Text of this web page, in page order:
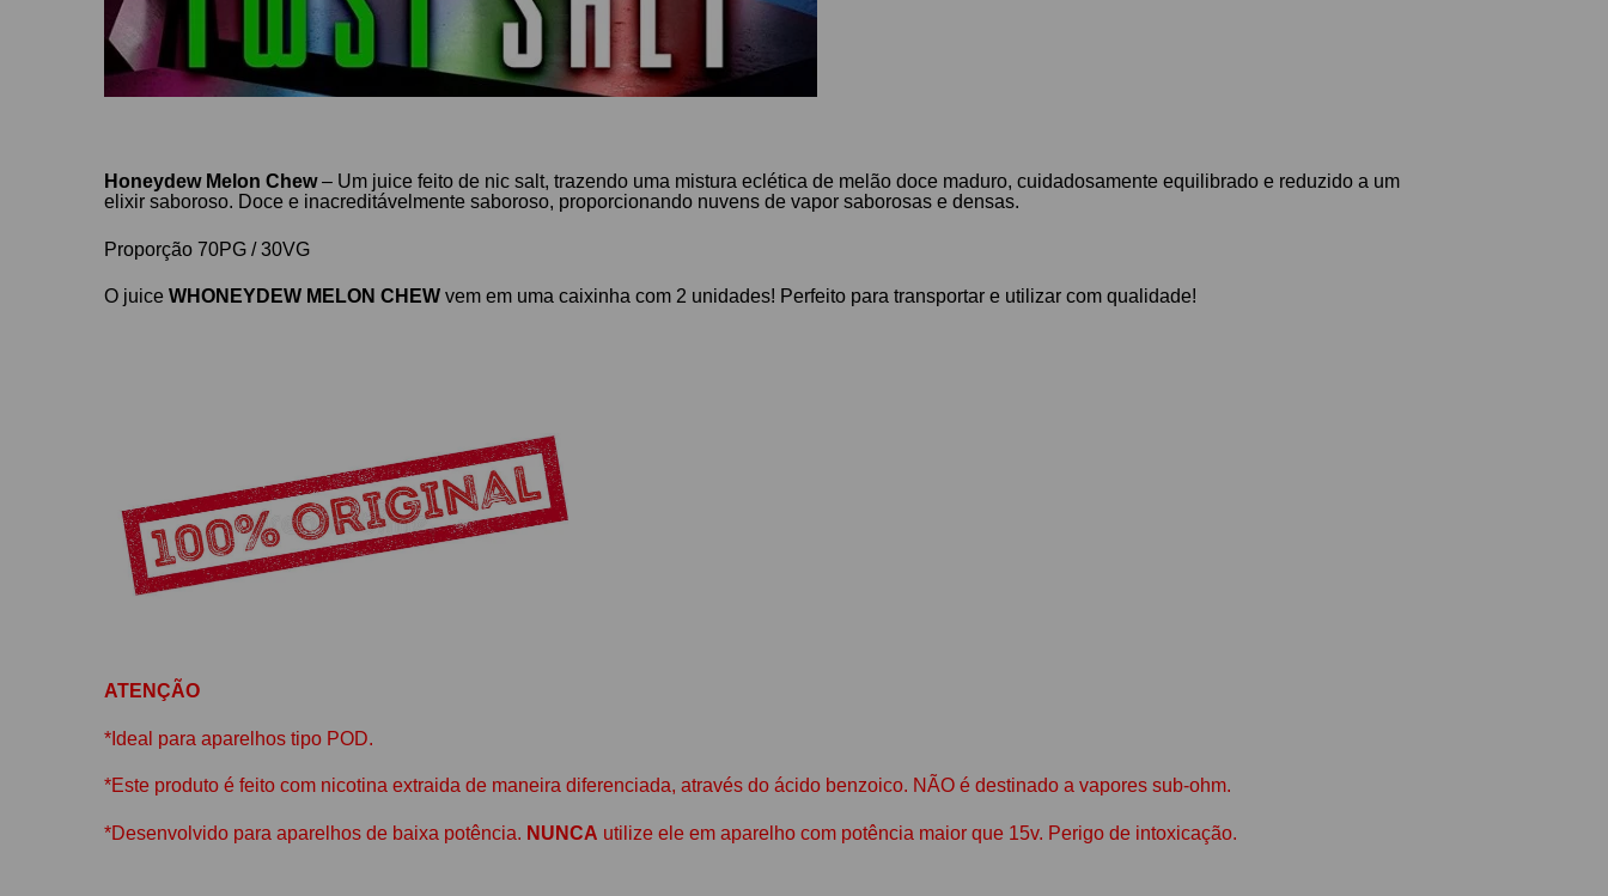
Honeydew Melon Chew​ – Um juice feito de nic salt, trazendo uma mistura eclética de melão doce maduro, cuidadosamente equilibrado e reduzido a um
elixirsaboroso. Doce e inacreditávelmente saboroso, proporcionando nuvens de vapor saborosas e densas.
Proporção 70PG / 30VG
O juiceWHONEYDEW MELON CHEW vem em uma caixinha com 2 unidades! Perfeito para transportar e utilizar com qualidade!
ATENÇÃO
*Ideal para aparelhos tipo POD.
*Este produto é feito com nicotina extraida de maneira diferenciada, através do ácido benzoico. NÃO é destinado a vapores sub-ohm.
*Desenvolvido para aparelhos de baixa potência. NUNCA utilize ele em aparelho com potência maior que 15v. Perigo de intoxicação.